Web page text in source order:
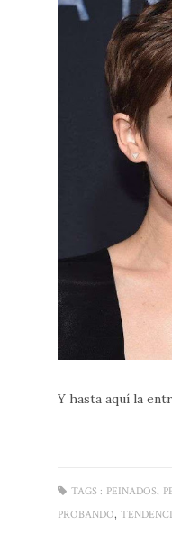
Y hasta aquí la
TAGS : PEINADOS,
PROBANDO,